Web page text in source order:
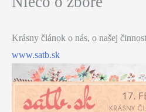
Krásny článok o nás, o našej
www.satb.sk